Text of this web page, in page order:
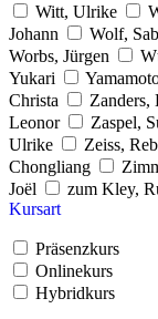
Witt, Ulrike
Johann
Wolf,
Worbs, Jürgen
Yukari
Christa
Zanders,
Leonor
Zaspel,
Ulrike
Zeiss,
Chongliang
Joël
zum Kley,
Kursart
Präsenzkurs
Onlinekurs
Hybridkurs